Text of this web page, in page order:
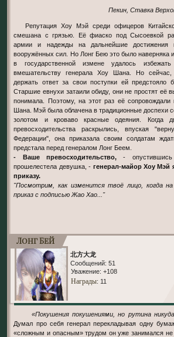
Пекин, Ставка
Репутация Хоу Мэй среди офицеров Китайской Федерации была
смешана с грязью. Её фиаско под Сысоевкой
армии и надежды на дальнейшие достижения
вооружённых сил. Но Лонг Бею это было наверняка
в государственной измене удалось избежать
вмешательству генерала Хоу Шана. Но
держать ответ за свои поступки ей предстояло
Старшие евнухи затаили обиду, они не простят её
понимала. Поэтому, на этот раз её сопровождали
Шана. Мэй была облачена в традиционные доспехи
золотом и кроваво красные одеяния. Когда
превосходительства раскрылись, впуская
Федерации", она приказала своим солдатам
предстала перед генералом Лонг Беем.
- Ваше превосходительство,- опустившись
прошелестела девушка, - генерал-майор Хоу Мэй
приказу.
"Посмотрим, как изменится твоё лицо, когда
приказ с подписью Жао Хао..."
Лонг Бей
北方大龙
Сообщений: 51
Уважение: +108
Награды: 11
«Покушения покушениями, но рутина
Думал про себя генерал перекладывая одну
«сложным и опасным» трудом он уже занимался